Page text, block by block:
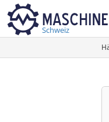
Schweiz